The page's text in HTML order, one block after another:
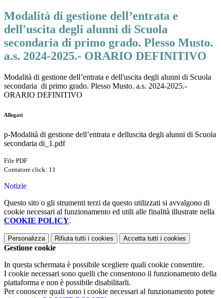
Modalità di gestione dell’entrata e
dell'uscita degli alunni di Scuola
secondaria di primo grado. Plesso Musto.
a.s. 2024-2025.- ORARIO DEFINITIVO
Modalità di gestione dell’entrata e dell'uscita degli alunni di Scuola
secondaria di primo grado. Plesso Musto. a.s. 2024-2025.-
ORARIO DEFINITIVO
Allegati
p-Modalità di gestione dell’entrata e delluscita degli alunni di Scuola
secondaria di_1.pdf
File PDF
Contatore click: 11
Notizie
Questo sito o gli strumenti terzi da questo utilizzati si avvalgono di
cookie necessari al funzionamento ed utili alle finalità illustrate nella
COOKIE POLICY.
Personalizza Rifiuta tutti i cookies Accetta tutti i cookies
Gestione cookie
In questa schermata è possibile scegliere quali cookie consentire.
I cookie necessari sono quelli che consentono il funzionamento della
piattaforma e non è possibile disabilitarli.
Per conoscere quali sono i cookie necessari al funzionamento potete